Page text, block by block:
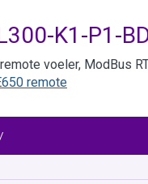
K1-P1-
voeler, ModBus
remote
/